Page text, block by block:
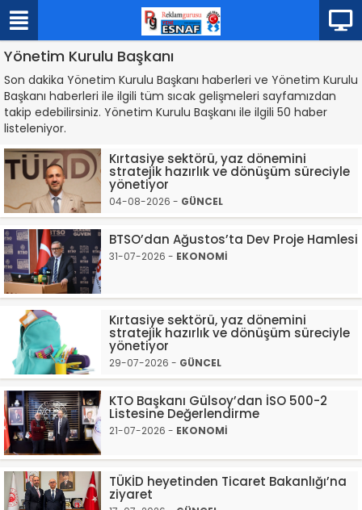
Yönetim Kurulu Başkanı
Son dakika Yönetim Kurulu Başkanı haberleri ve Yönetim Kurulu
Başkanı haberleri ile ilgili tüm sıcak gelişmeleri sayfamızdan
takip edebilirsiniz. Yönetim Kurulu Başkanı ile ilgili 50 haber
listeleniyor.
Kırtasiye sektörü, yaz dönemini
stratejik hazırlık ve dönüşüm süreciyle
yönetiyor
04-08-2026 - GÜNCEL
BTSO’dan Ağustos’ta Dev Proje Hamlesi
31-07-2026 - EKONOMİ
Kırtasiye sektörü, yaz dönemini
stratejik hazırlık ve dönüşüm süreciyle
yönetiyor
29-07-2026 - GÜNCEL
KTO Başkanı Gülsoy’dan İSO 500-2
Listesine Değerlendirme
21-07-2026 - EKONOMİ
TÜKİD heyetinden Ticaret Bakanlığı’na
ziyaret